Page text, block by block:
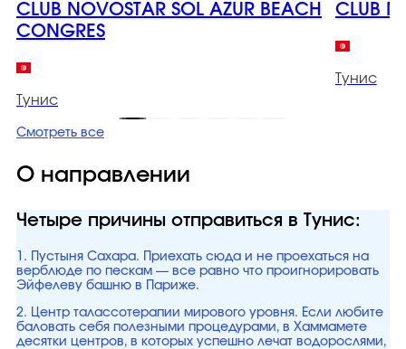
CLUB NOVOSTAR SOL AZUR BEACH
CONGRES
Тунис
CLUB
Тунис
Смотреть все
О направлении
Четыре причины отправиться в Тунис:
1. Пустыня Сахара. Приехать сюда и не проехаться на
верблюде по пескам — все равно что проигнорировать
Эйфелеву башню в Париже.
2. Центр талассотерапии мирового уровня. Если любите
баловать себя полезными процедурами, в Хаммамете
десятки центров, в которых успешно лечат водорослями,